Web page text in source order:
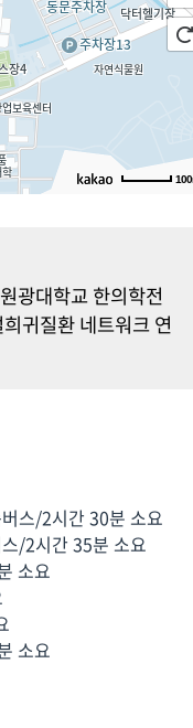
광대학교 한의학전
귀질환 네트워크 연
스/2시간 30분 소요
/2시간 35분 소요
소요
소요